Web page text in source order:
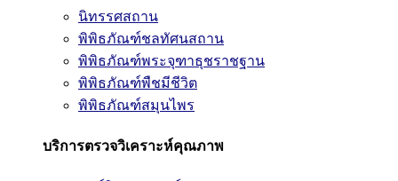
นิทรรศสถาน
พิพิธภัณฑ์ชลทัศนสถาน
พิพิธภัณฑ์พระจุฑาธุชราชฐาน
พิพิธภัณฑ์พืชมีชีวิต
พิพิธภัณฑ์สมุนไพร
บริการตรวจวิเคราะห์คุณภาพ